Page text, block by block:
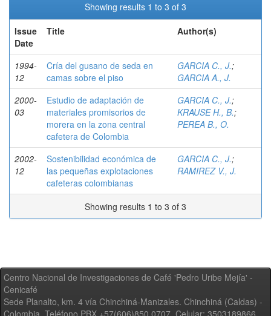
Showing results 1 to 3 of 3
Issue
Date
Title Author(s)
1994-
12
Cría del gusano de seda en
camas sobre el piso
GARCIA C., J.;
GARCIA A., J.
2000-
03
Estudio de adaptación de
materiales promisorios de
morera en la zona central
cafetera de Colombia
GARCIA C., J.;
KRAUSE H., B.;
PEREA B., O.
2002-
12
Sostenibilidad económica de
las pequeñas explotaciones
cafeteras colombianas
GARCIA C., J.;
RAMIREZ V., J.
Showing results 1 to 3 of 3
Centro Nacional de Investigaciones de Café 'Pedro Uribe Mejía' -
Cenicafé
Sede Planalto, km. 4 vía Chinchiná-Manizales. Chinchiná (Caldas) -
Colombia, Teléfono PBX +57(606)850 0707, Celular: 3503189866,